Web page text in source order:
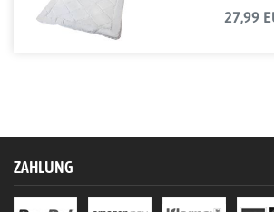
27,99
ZAHLUNG